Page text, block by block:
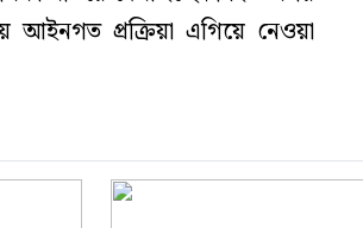
আইনগত প্রক্রিয়া এগিয়ে নেওয়া